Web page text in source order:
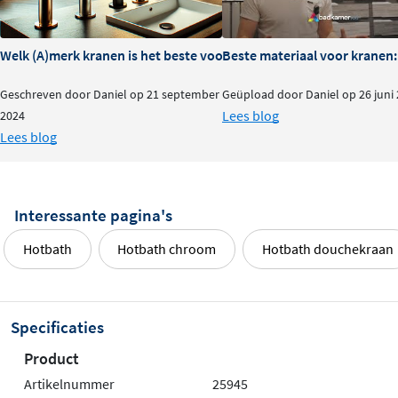
wateruitlaat
bovenzijde, waardoor je naast de handdouche ook een
hoofddouche kunt aansluiten. Dit maakt de glijstang
bijzonder veelzijdig en geschikt voor complete
in het ontwerp en zorgt voor een strakke, professionele
uitstraling.
uitlaat
De M306 is de standaard glijstang zonder extra
Welk (A)merk kranen is het beste voor je badkamer?
Geschreven door Daniel op 21 september
2024
Lees blog
Beste materiaal voor kranen:
Geüpload door Daniel op 26 juni
Lees blog
Interessante pagina's
Hotbath Hotbath chroom Hotbath douchekraan
Specificaties
Product
Artikelnummer 25945